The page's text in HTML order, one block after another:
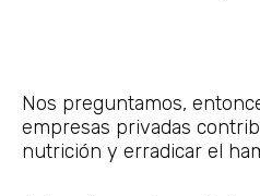
Nos preguntamos,
empresas privadas
nutrición y erradicar el